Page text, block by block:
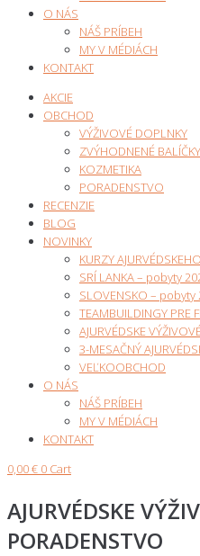
O NÁS
NÁŠ PRÍBEH
MY V MÉDIÁCH
KONTAKT
AKCIE
OBCHOD
VÝŽIVOVÉ DOPLNKY
ZVÝHODNENÉ BALÍČKY
KOZMETIKA
PORADENSTVO
RECENZIE
BLOG
NOVINKY
KURZY
SRÍ LANKA – pobyty
SLOVENSKO – pobyty
TEAMBUILDINGY PRE
AJURVÉDSKE
3-MESAČNÝ
VEĽKOOBCHOD
O NÁS
NÁŠ PRÍBEH
MY V MÉDIÁCH
KONTAKT
0,00€ 0 Cart
AJURVÉDSKE
PORADENSTVO